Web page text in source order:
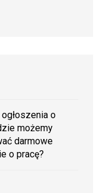
o
możemy
darmowe
o pracę?